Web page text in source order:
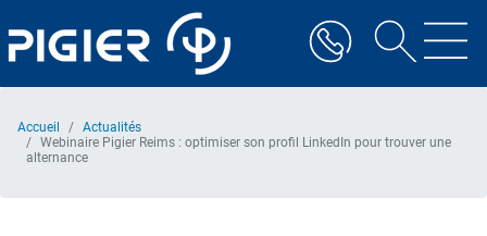
au
contenu
Accueil
Actualités
Webinaire Pigier Reims : optimiser son profil LinkedIn pour trouver une
alternance